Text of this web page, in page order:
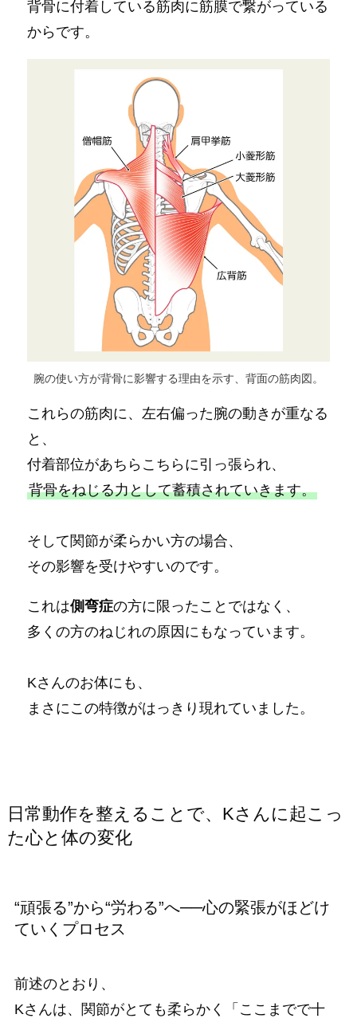
背骨に付着している筋肉に筋膜で繋がっている
からです。
腕の使い方が背骨に影響する理由を示す、背面の筋肉図。
これらの筋肉に、左右偏った腕の動きが重なる
と、
付着部位があちらこちらに引っ張られ、
背骨をねじる力として蓄積されていきます。
そして関節が柔らかい方の場合、
その影響を受けやすいのです。
これは側弯症の方に限ったことではなく、
多くの方のねじれの原因にもなっています。
Kさんのお体にも、
まさにこの特徴がはっきり現れていました。
日常動作を整えることで、Kさんに起こっ
た心と体の変化
“頑張る”から“労わる”へ──心の緊張がほどけ
ていくプロセス
前述のとおり、
Kさんは、関節がとても柔らかく「ここまでで十